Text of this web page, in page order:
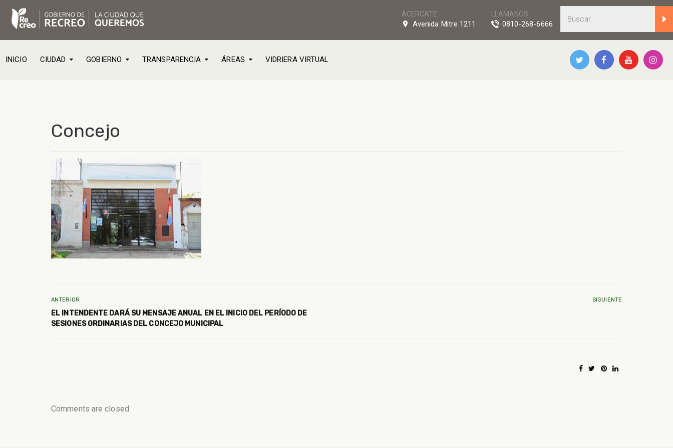
LLAMANOS
0810-268-6666
ACERCATE
Avenida Mitre 1211
INICIO CIUDAD GOBIERNO TRANSPARENCIA ÁREAS VIDRIERA VIRTUAL
Concejo
ANTERIOR
EL INTENDENTE DARÁ SU MENSAJE ANUAL EN EL INICIO DEL PERÍODO DE
SESIONES ORDINARIAS DEL CONCEJO MUNICIPAL
SIGUIENTE
Comments are closed.